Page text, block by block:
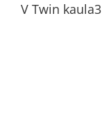
V Twin kaula3